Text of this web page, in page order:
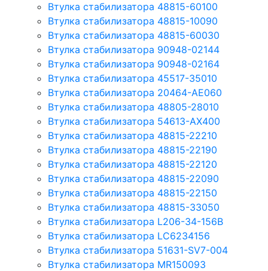
Втулка стабилизатора 48815-60100
Втулка стабилизатора 48815-10090
Втулка стабилизатора 48815-60030
Втулка стабилизатора 90948-02144
Втулка стабилизатора 90948-02164
Втулка стабилизатора 45517-35010
Втулка стабилизатора 20464-AE060
Втулка стабилизатора 48805-28010
Втулка стабилизатора 54613-AX400
Втулка стабилизатора 48815-22210
Втулка стабилизатора 48815-22190
Втулка стабилизатора 48815-22120
Втулка стабилизатора 48815-22090
Втулка стабилизатора 48815-22150
Втулка стабилизатора 48815-33050
Втулка стабилизатора L206-34-156B
Втулка стабилизатора LC6234156
Втулка стабилизатора 51631-SV7-004
Втулка стабилизатора MR150093